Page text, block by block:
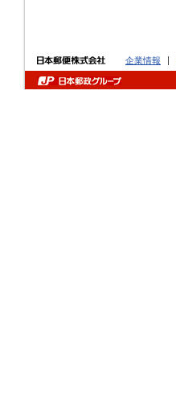
企業情報